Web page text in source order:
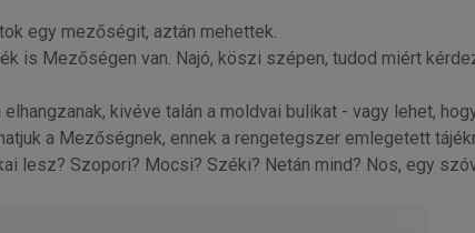
egy mezőségit, aztán mehettek.
is Mezőségen van. Najó, köszi szépen, tudod miért
kivéve talán a moldvai bulikat - vagy lehet,
a Mezőségnek, ennek a rengetegszer emlegetett
lesz? Szopori? Mocsi? Széki? Netán mind? Nos, egy